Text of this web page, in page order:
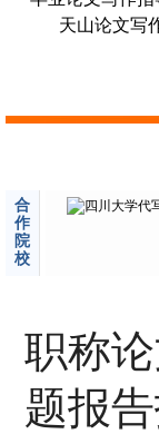
天山论文写
合
作
院
校
职称
题报